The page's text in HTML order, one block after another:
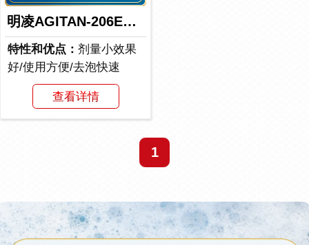
明凌AGITAN-206E消泡剂
特性和优点：剂量小效果
好/使用方便/去泡快速
查看详情
1